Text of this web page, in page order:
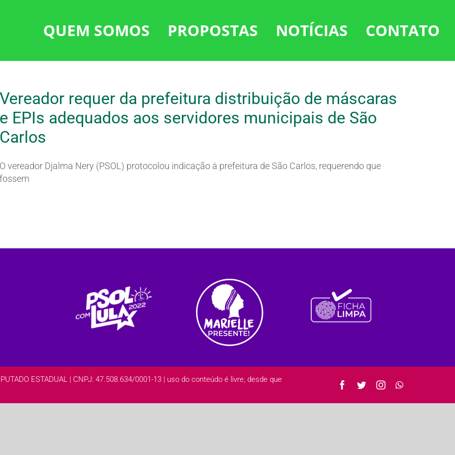
QUEM SOMOS PROPOSTAS NOTÍCIAS CONTATO
Vereador requer da prefeitura distribuição de máscaras
e EPIs adequados aos servidores municipais de São
Carlos
O vereador Djalma Nery (PSOL) protocolou indicação à prefeitura de São Carlos, requerendo que
fossem
ESTADUAL | CNPJ: 47.508.634/0001-13 | uso do conteúdo é livre, desde que